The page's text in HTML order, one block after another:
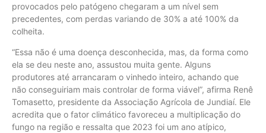
provocados pelo patógeno chegaram a um nível sem
precedentes, com perdas variando de 30% a até 100% da
colheita.
“Essa não é uma doença desconhecida, mas, da forma como
ela se deu neste ano, assustou muita gente. Alguns
produtores até arrancaram o vinhedo inteiro, achando que
não conseguiriam mais controlar de forma viável”, afirma Renê
Tomasetto, presidente da Associação Agrícola de Jundiaí. Ele
acredita que o fator climático favoreceu a multiplicação do
fungo na região e ressalta que 2023 foi um ano atípico,